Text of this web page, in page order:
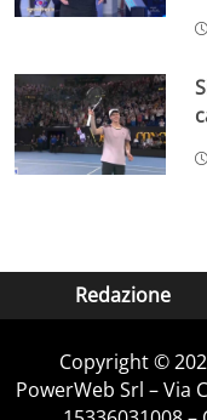
Redazione
Copyright ©
PowerWeb Srl – Via